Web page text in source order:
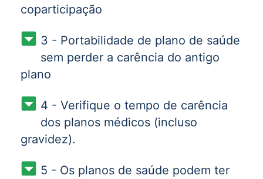
coparticipação
3 - Portabilidade de plano de saúde
sem perder a carência do antigo
plano
4 - Verifique o tempo de carência
dos planos médicos (incluso
gravidez).
5 - Os planos de saúde podem ter